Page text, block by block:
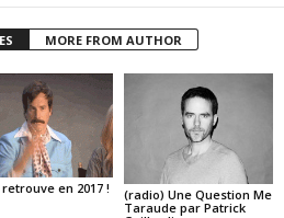
MORE FROM AUTHOR
en 2017 !
(radio) Une Question Me
Taraude par Patrick